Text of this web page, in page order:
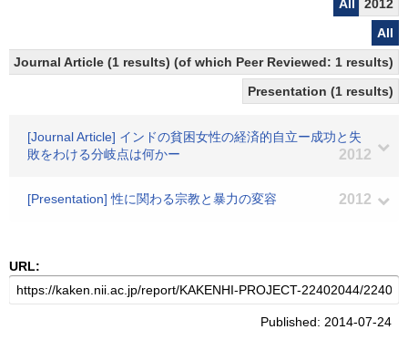
All
2012
All
Journal Article (1 results) (of which Peer Reviewed: 1 results)
Presentation (1 results)
[Journal Article] インドの貧困女性の経済的自立ー成功と失
敗をわける分岐点は何かー
2012
[Presentation] 性に関わる宗教と暴力の変容 2012
URL:
Published: 2014-07-24